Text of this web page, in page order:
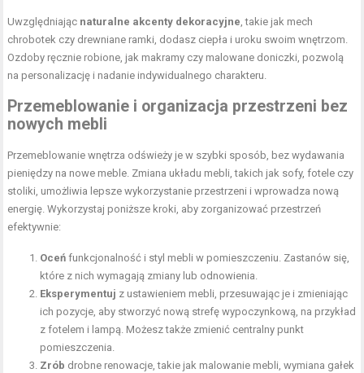
Uwzględniając naturalne akcenty dekoracyjne, takie jak mech
chrobotek czy drewniane ramki, dodasz ciepła i uroku swoim wnętrzom.
Ozdoby ręcznie robione, jak makramy czy malowane doniczki, pozwolą
na personalizację i nadanie indywidualnego charakteru.
Przemeblowanie i organizacja przestrzeni bez
nowych mebli
Przemeblowaniewnętrza odświeży je w szybki sposób, bez wydawania
pieniędzy na nowe meble. Zmiana układu mebli, takich jak sofy, fotele czy
stoliki, umożliwia lepsze wykorzystanie przestrzeni i wprowadza nową
energię. Wykorzystaj poniższe kroki, aby zorganizować przestrzeń
efektywnie:
Oceń funkcjonalność i styl mebli w pomieszczeniu. Zastanów się,
które z nich wymagają zmiany lub odnowienia.
Eksperymentuj z ustawieniem mebli, przesuwając je i zmieniając
ich pozycje, aby stworzyć nową strefę wypoczynkową, na przykład
z fotelem i lampą. Możesz także zmienić centralny punkt
pomieszczenia.
Zrób drobne renowacje, takie jak malowanie mebli, wymiana gałek